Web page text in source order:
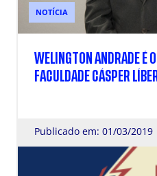
NOTÍCIA
WELINGTON ANDRADE É
FACULDADE CÁSPER
Publicado em: 01/03/2019